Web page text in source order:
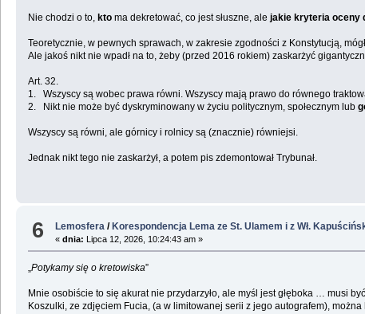
Nie chodzi o to, kto ma dekretować, co jest słuszne, ale jakie kryteria oceny
Teoretycznie, w pewnych sprawach, w zakresie zgodności z Konstytucją,
Ale jakoś nikt nie wpadł na to, żeby (przed 2016 rokiem) zaskarżyć
Art. 32.
1. Wszyscy są wobec prawa równi. Wszyscy mają prawo do równego
2. Nikt nie może być dyskryminowany w życiu politycznym, społecznym lub
Wszyscy są równi, ale górnicy i rolnicy są (znacznie) równiejsi.
Jednak nikt tego nie zaskarżył, a potem pis zdemontował Trybunał.
6 Lemosfera /Korespondencja Lema ze St. Ulamem i z Wł.
«dnia: Lipca 12, 2026, 10:24:43 am »
Potykamy się o kretowiska”
Mnie osobiście to się akurat nie przydarzyło, ale myśl jest głęboka … musi
Koszulki, ze zdjęciem Fucia, (a w limitowanej serii z jego autografem), można